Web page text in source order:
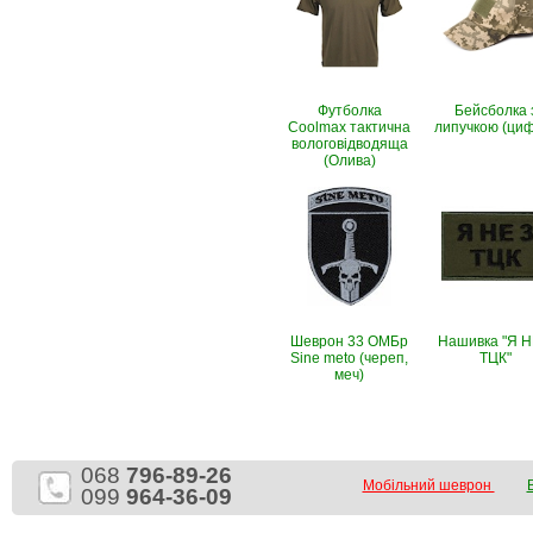
Футболка
Coolmax тактична
вологовiдводяща
(Олива)
Бейсболка
липучкою
Шеврон 33 ОМБр
Sine meto (череп,
меч)
Нашивка "Я
ТЦК"
068 796-89-26
099 964-36-09 Мобільний шеврон